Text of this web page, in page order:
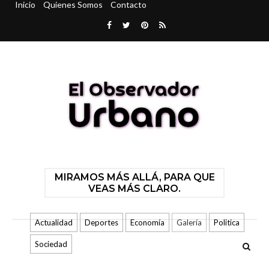
Inicio Quienes Somos Contacto
MIRAMOS MÁS ALLÁ, PARA QUE
VEAS MÁS CLARO.
Actualidad Deportes Economía Galería Politica
Sociedad